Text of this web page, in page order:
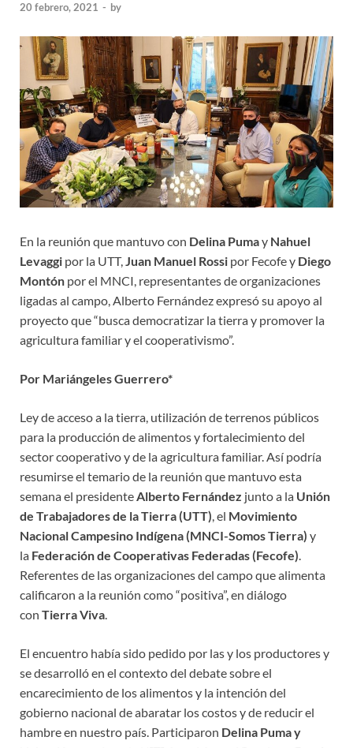
20 febrero, 2021 - by
En la reunión que mantuvo con Delina Pumay Nahuel
Levaggi por la UTT,Juan Manuel Rossi por Fecofe y Diego
Montón por el MNCI, representantes de organizaciones
ligadas al campo, Alberto Fernández expresó su apoyo al
proyecto que “busca democratizar la tierra y promover la
agricultura familiar y el cooperativismo”.
Por Mariángeles Guerrero*
Ley de acceso a la tierra, utilización de terrenos públicos
para la producción de alimentos y fortalecimiento del
sector cooperativo y de la agricultura familiar. Así podría
resumirse el temario de la reunión que mantuvo esta
semana el presidenteAlberto Fernández junto a la Unión
de Trabajadores de la Tierra (UTT), el Movimiento
Nacional Campesino Indígena(MNCI-Somos Tierra) y
la Federación de Cooperativas Federadas (Fecofe).
Referentes de las organizaciones del campo que alimenta
calificaron a la reunión como “positiva”, en diálogo
con Tierra Viva.
El encuentro había sido pedido por las y los productores y
se desarrolló en el contexto del debate sobre el
encarecimiento de los alimentos y la intención del
gobierno nacional de abaratar los costos y de reducir el
hambre en nuestro país. Participaron Delina Puma y